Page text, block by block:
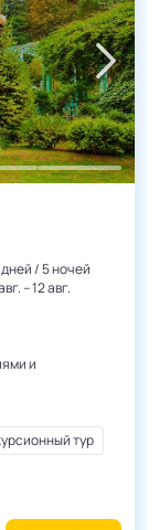
/ 5 ночей
– 12 авг.
и
тур